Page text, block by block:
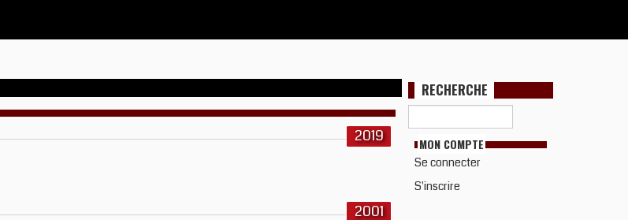
2019
2001
RECHERCHE
MON COMPTE
Se connecter
S'inscrire